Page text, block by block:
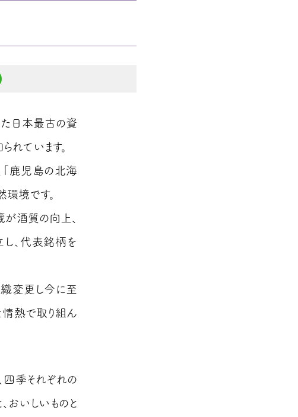
日本最古の資
れています。
「鹿児島の北海
境です。
が酒質の向上、
、代表銘柄を
変更し今に至
情熱で取り組ん
四季それぞれの
おいしいものと